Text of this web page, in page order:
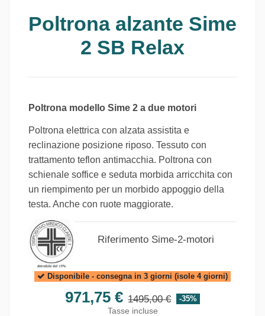
Poltrona alzante Sime
2 SB Relax
Poltrona modello Sime 2 a due motori
Poltrona elettrica con alzata assistita e
reclinazione posizione riposo. Tessuto con
trattamento teflon antimacchia. Poltrona con
schienale soffice e seduta morbida arricchita con
un riempimento per un morbido appoggio della
testa. Anche con ruote maggiorate.
Riferimento Sime-2-motori
Disponibile - consegna in 3 giorni (isole 4 giorni)
971,75 € 1495,00 €
-35%
Tasse incluse